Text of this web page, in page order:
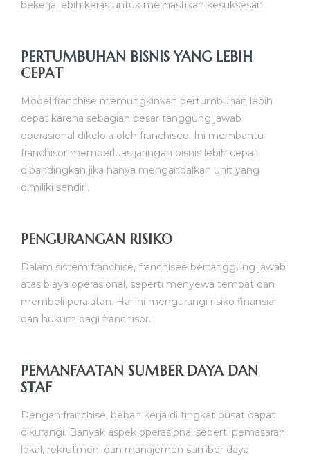
bekerja lebih keras untuk memastikan kesuksesan.
PERTUMBUHAN BISNIS YANG LEBIH
CEPAT
Model franchise memungkinkan pertumbuhan lebih
cepat karena sebagian besar tanggung jawab
operasional dikelola oleh franchisee. Ini membantu
franchisor memperluas jaringan bisnis lebih cepat
dibandingkan jika hanya mengandalkan unit yang
dimiliki sendiri.
PENGURANGAN RISIKO
Dalam sistem franchise, franchisee bertanggung jawab
atas biaya operasional, seperti menyewa tempat dan
membeli peralatan. Hal ini mengurangi risiko finansial
dan hukum bagi franchisor.
PEMANFAATAN SUMBER DAYA DAN
STAF
Dengan franchise, beban kerja di tingkat pusat dapat
dikurangi. Banyak aspek operasional seperti pemasaran
lokal, rekrutmen, dan manajemen sumber daya